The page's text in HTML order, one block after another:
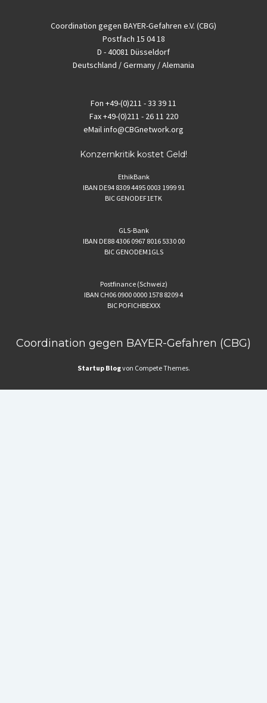
Coordination gegen BAYER-Gefahren e.V. (CBG)
Postfach 15 04 18
D - 40081 Düsseldorf
Deutschland / Germany / Alemania
Fon +49-(0)211 - 33 39 11
Fax+49-(0)211 - 26 11 220
eMailinfo@CBGnetwork.org
Konzernkritik kostet Geld!
EthikBank
IBAN DE94 8309 4495 0003 1999 91
BIC GENODEF1ETK
GLS-Bank
IBAN DE88 4306 0967 8016 5330 00
BIC GENODEM1GLS
Postfinance (Schweiz)
IBAN CH06 0900 0000 1578 8209 4
BIC POFICHBEXXX
Coordination gegen BAYER-Gefahren (CBG)
Startup Blogvon Compete Themes.